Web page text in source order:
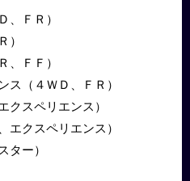
、ＦＲ）
）
、ＦＦ）
（４ＷＤ、ＦＲ）
スペリエンス）
クスペリエンス）
ター）